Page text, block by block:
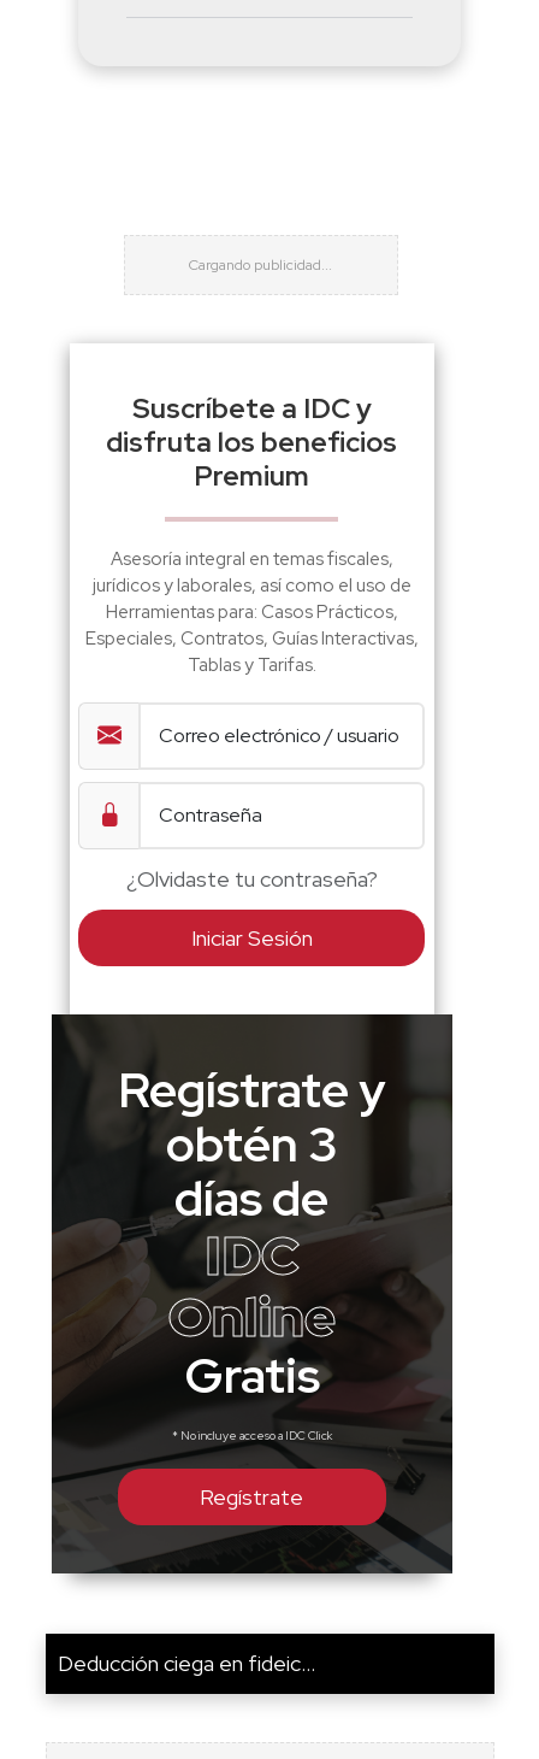
Suscríbete a IDC y
disfruta los beneficios
Premium
Asesoría integral en temas fiscales,
jurídicos y laborales, así como el uso de
Herramientas para: Casos Prácticos,
Especiales, Contratos, Guías Interactivas,
Tablas y Tarifas.
¿Olvidaste tu contraseña?
Iniciar Sesión
Regístrate y
obtén 3
días de
IDC
Online
Gratis
* No incluye acceso a IDC Click
Regístrate
Deducción ciega en fideic...